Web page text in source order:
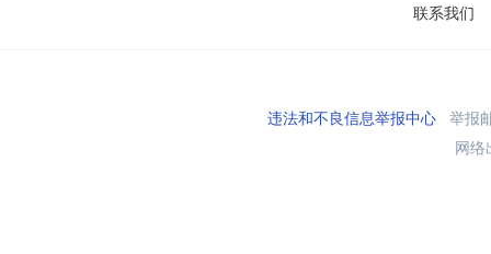
联系我们
违法和不良信息举报中心举报
网